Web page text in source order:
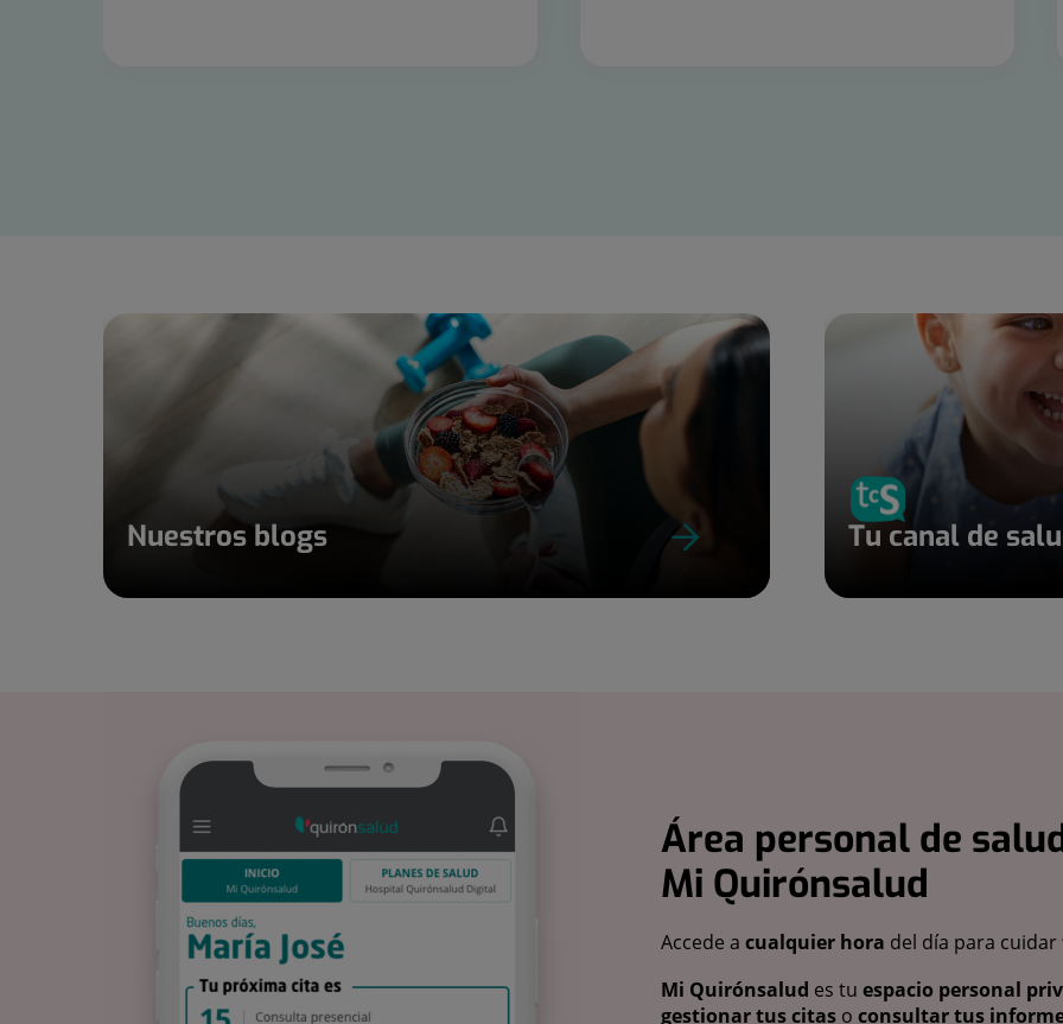
Nuestros blogs Tu canal de
Área personal de
Mi Quirónsalud
Accede a cualquier hora del día para cuidar
Mi Quirónsalud es tu espacio personal
gestionar tus citas o consultar tus